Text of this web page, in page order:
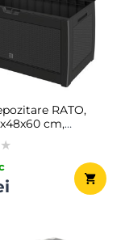
RATO,
cm,